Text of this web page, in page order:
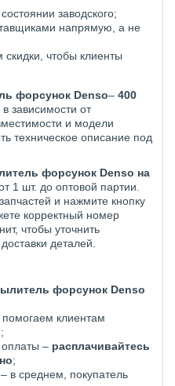
заводского;
напрямую, а не
скидки, чтобы клиенты
форсунок Denso– 400
зависимости от
и модели
техническое описание под
форсунок Denso на
1 шт. до оптовой партии.
и нажмите кнопку
корректный номер
чтобы уточнить
деталей.
форсунок Denso
клиентам
оплаты – расплачивайтесь
;
– в среднем, покупатель